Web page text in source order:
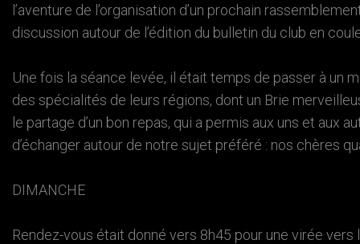
l’aventure de l’organisation d’un prochain
discussion autour de l’édition du bulletin du club en
Une fois la séance levée, il était temps de passer à un
des spécialités de leurs régions, dont un Brie
le partage d’un bon repas, qui a permis aux uns et
d’échanger autour de notre sujet préféré : nos chères
DIMANCHE
Rendez-vous était donné vers 8h45 pour une virée